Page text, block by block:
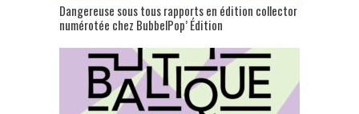
Dangereuse sous tous rapports en édition collector
numérotée chez BubbelPop’ Édition